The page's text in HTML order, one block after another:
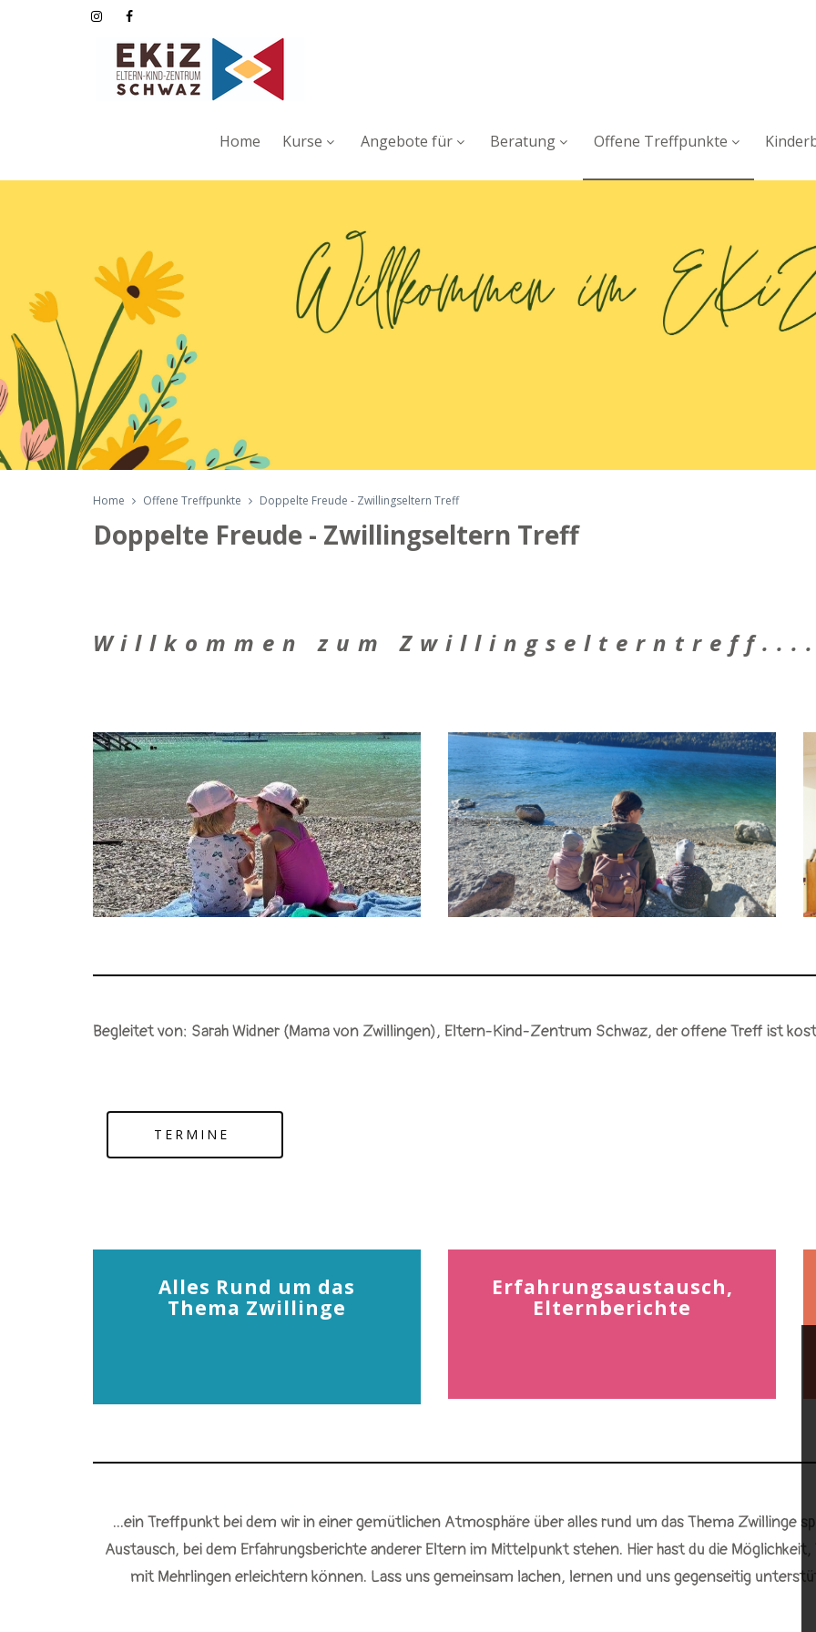
Home Kurse Angebote für Beratung Offene Treffpunkte
Home Offene Treffpunkte Doppelte Freude - Zwillingseltern Treff
Doppelte Freude - Zwillingseltern Treff
Willkommen zum
Begleitet von: Sarah Widner (Mama von Zwillingen), Eltern-Kind-Zentrum Schwaz, der offene Treff ist
TERMINE
Alles Rund um das
Thema Zwillinge
Erfahrungsaustausch,
Elternberichte
...ein Treffpunkt bei dem wir in einer gemütlichen Atmosphäre über alles rund um das Thema Zwillinge
Austausch, bei dem Erfahrungsberichte anderer Eltern im Mittelpunkt stehen. Hier hast du die
mit Mehrlingen erleichtern können. Lass uns gemeinsam lachen, lernen und uns gegenseitig